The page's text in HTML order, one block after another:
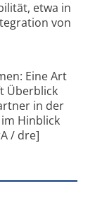
etwa in
von
Eine Art
Überblick
in der
im Hinblick
/ dre]